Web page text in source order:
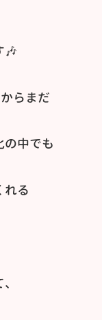
🎶
らまだ
中でも
れる